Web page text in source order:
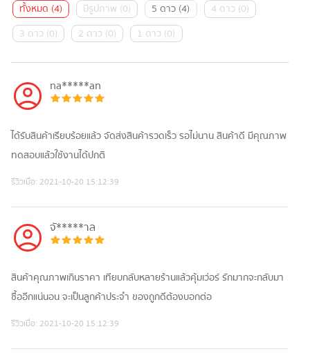
ทั้งหมด (4) มีรูปภาพ (0) 5 ดาว (4) 4 ดาว (0)
3 ดาว (0) 2 ดาว (0) 1 ดาว (0)
na*****an
ได้รับสินค้าเรียบร้อยแล้ว จัดส่งสินค้ารวดเร็ว รอไม่นาน สินค้าดี มีคุณภาพ
ทดสอบแล้วใช้งานได้ปกติ
รีวิวเมื่อ: 2021-10-20 15:12:39
จั*****าล
สินค้าคุณภาพเกินราคา เทียบกลับหลายร้านแล้วคุ้มเว่อร์ รักมากจะกลับมา
ซื้ออีกแน่นอน จะเป็นลูกค้าประจำ ของถูกดีต้องบอกต่อ
รีวิวเมื่อ: 2021-10-20 15:12:39